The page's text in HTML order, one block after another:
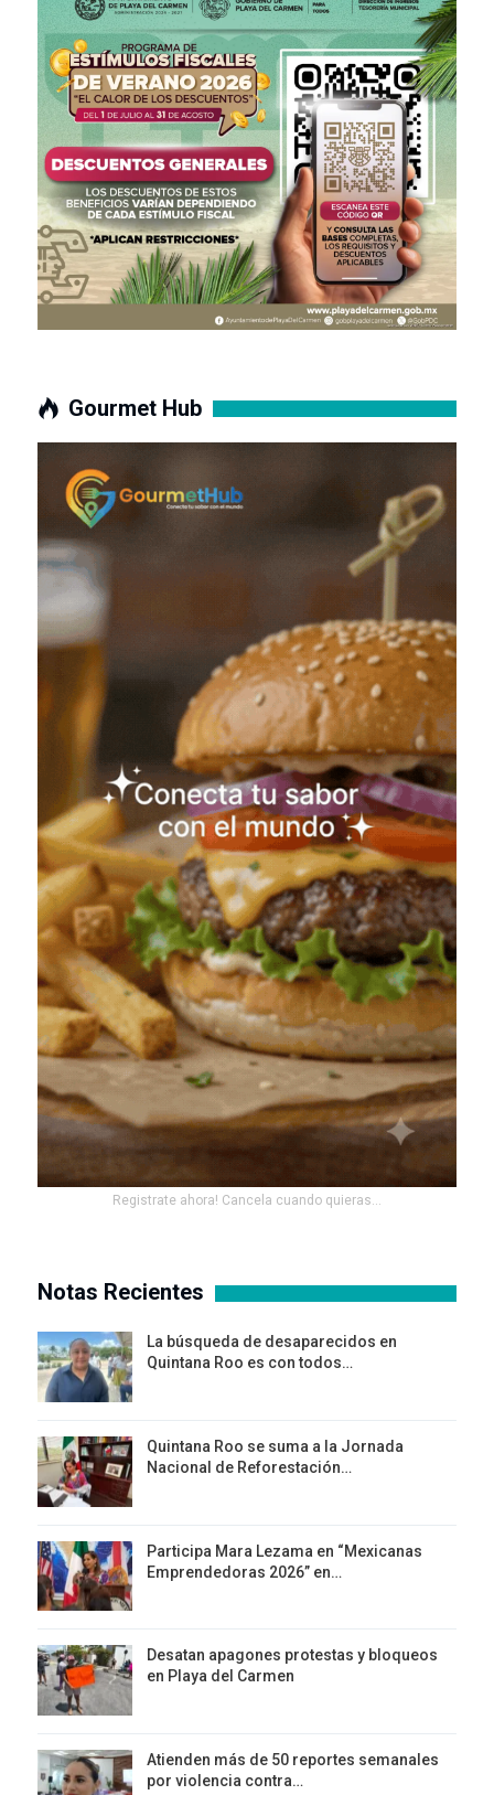
Gourmet Hub
Registrate ahora! Cancela cuando quieras...
Notas Recientes
La búsqueda de desaparecidos en
Quintana Roo es con todos…
Quintana Roo se suma a la Jornada
Nacional de Reforestación…
Participa Mara Lezama en “Mexicanas
Emprendedoras 2026” en…
Desatan apagones protestas y bloqueos
en Playa del Carmen
Atienden más de 50 reportes semanales
por violencia contra…